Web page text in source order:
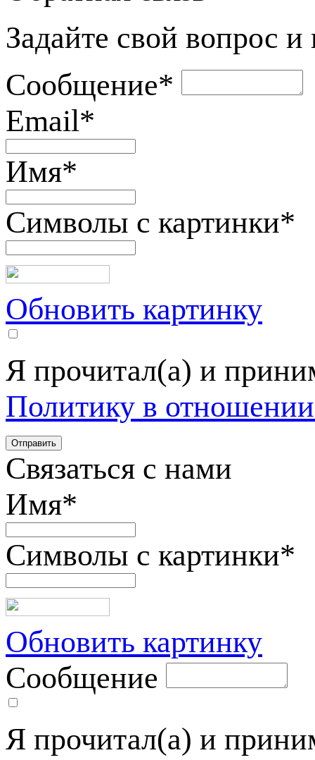
Задайте свой вопрос
Сообщение*
Email*
Имя*
Символы с картинки*
Обновить картинку
Я прочитал(а) и
Политику в
Связаться с нами
Имя*
Символы с картинки*
Обновить картинку
Сообщение
Я прочитал(а) и